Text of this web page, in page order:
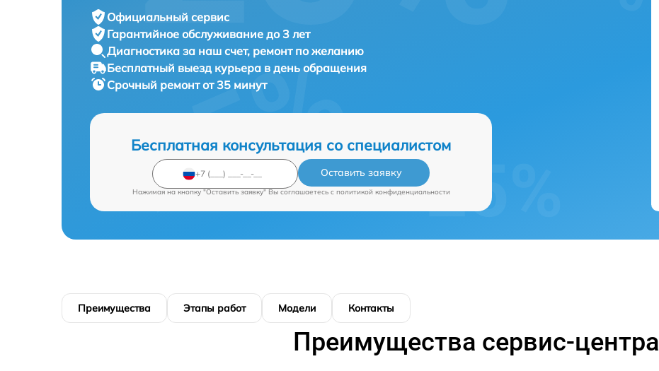
Официальный сервис
Гарантийное обслуживание до 3 лет
Диагностика за наш счет, ремонт по желанию
Бесплатный выезд курьера в день обращения
Срочный ремонтот 35 минут
Бесплатная консультация со специалистом
Оставить заявку
Нажимая на кнопку "Оставить заявку" Вы соглашаетесь c политикой конфиденциальности
Преимущества Этапы работ Модели Контакты
Преимущества сервис-центра